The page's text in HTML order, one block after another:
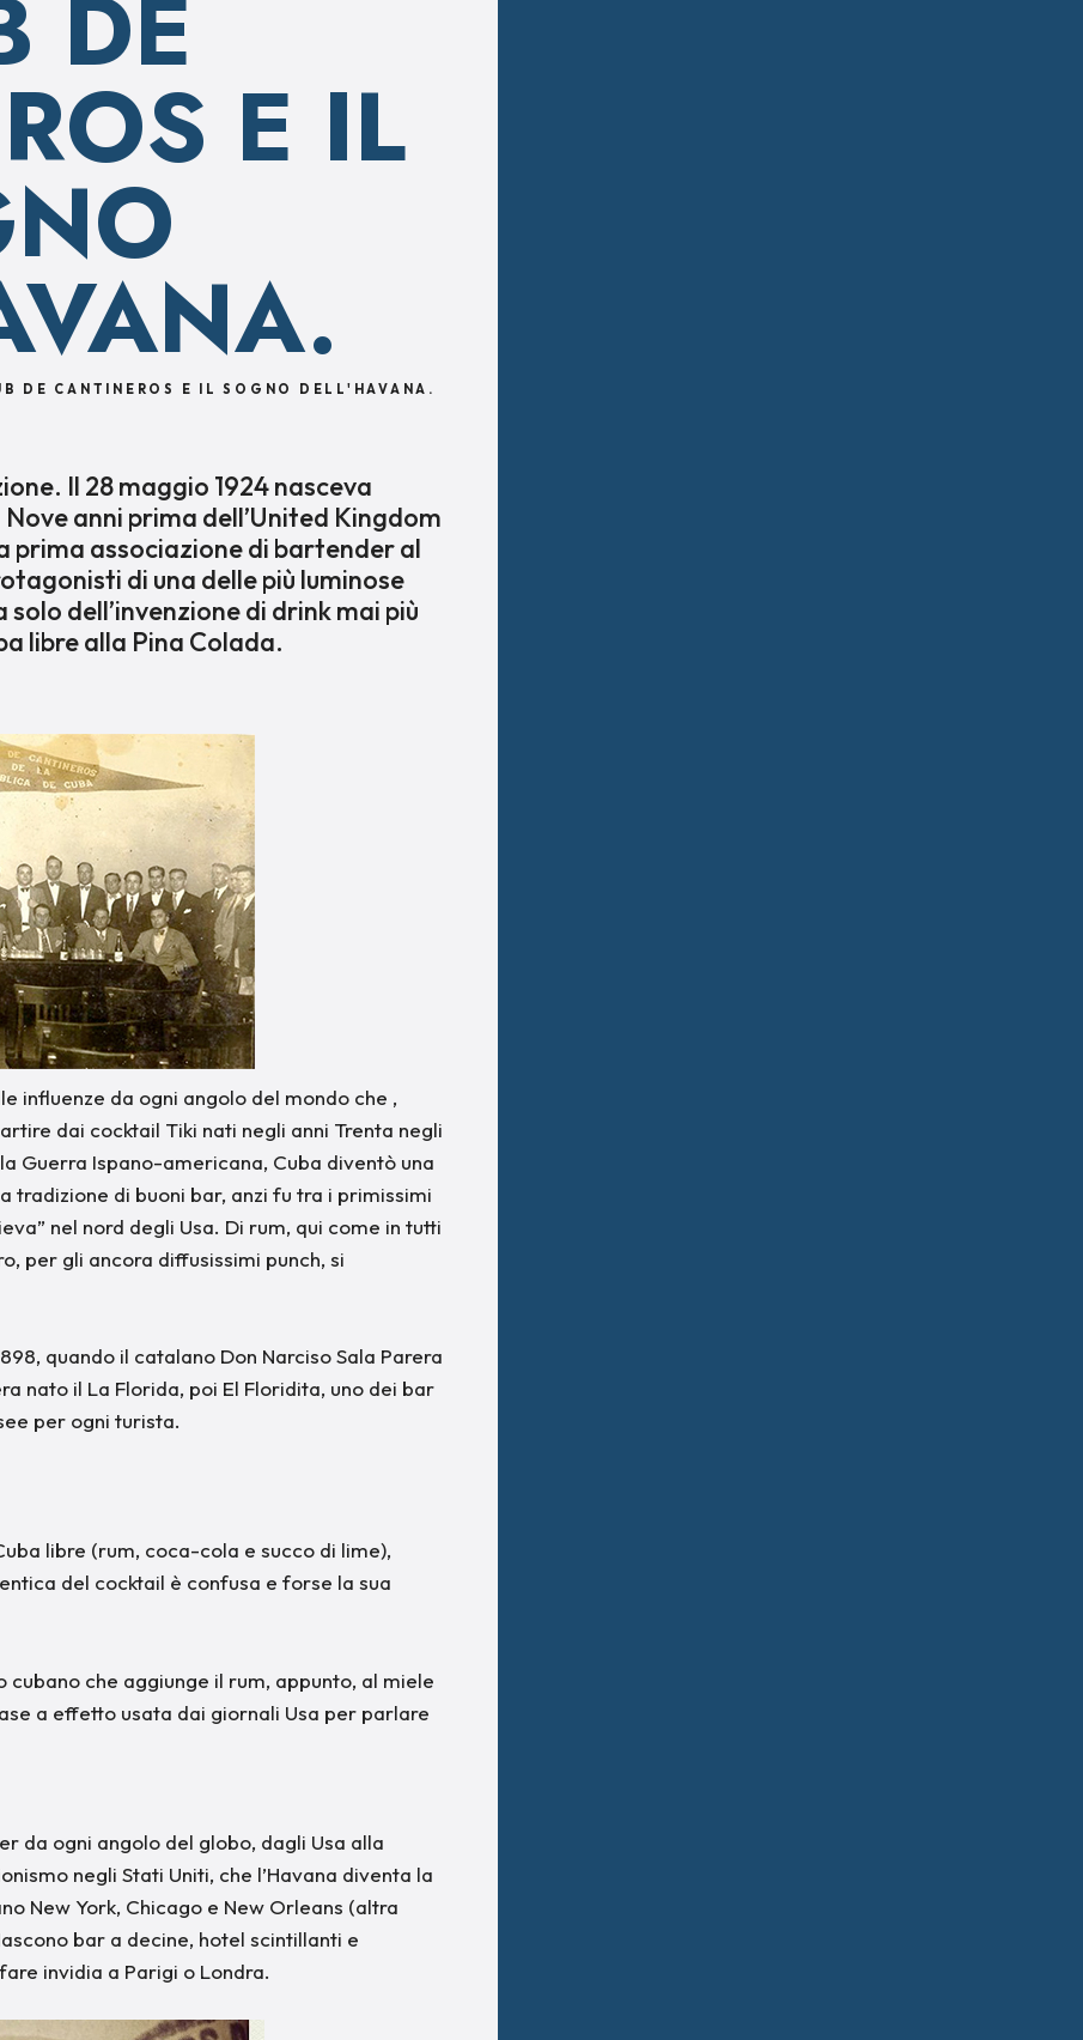
DE
E IL
DE CANTINEROS E IL SOGNO DELL'HAVANA.
Il 28 maggio 1924 nasceva
anni prima dell’United Kingdom
prima associazione di bartender al
di una delle più luminose
dell’invenzione di drink mai più
libre alla Pina Colada.
influenze da ogni angolo del mondo che ,
dai cocktail Tiki nati negli anni Trenta negli
Guerra Ispano-americana, Cuba diventò una
tradizione di buoni bar, anzi fu tra i primissimi
nel nord degli Usa. Di rum, qui come in tutti
per gli ancora diffusissimi punch, si
quando il catalano Don Narciso Sala Parera
nato il La Florida, poi El Floridita, uno dei bar
per ogni turista.
libre (rum, coca-cola e succo di lime),
del cocktail è confusa e forse la sua
cubano che aggiunge il rum, appunto, al miele
a effetto usata dai giornali Usa per parlare
da ogni angolo del globo, dagli Usa alla
negli Stati Uniti, che l’Havana diventa la
New York, Chicago e New Orleans (altra
bar a decine, hotel scintillanti e
invidia a Parigi o Londra.